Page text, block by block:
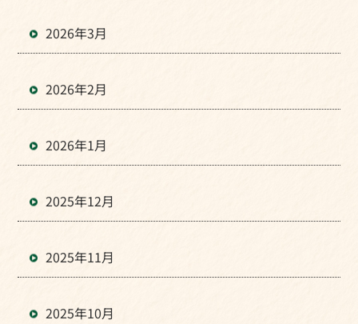
2026年3月
2026年2月
2026年1月
2025年12月
2025年11月
2025年10月